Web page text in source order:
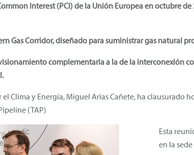
Interest (PCI) de la Unión Europea en octubre
Gas Corridor, diseñado para suministrar gas natural
complementaria a la de la interconexión
Clima y Energía, Miguel Arias Cañete, ha clausurado
(TAP)
Esta
en la